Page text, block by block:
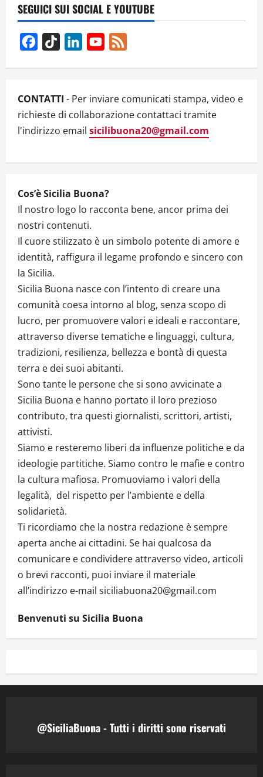
v
i
g
a
t
i
o
n
SEGUICI SUI SOCIAL E YOUTUBE
Facebook
TikTok LinkedInYouTube
CONTATTI - Per inviare comunicati stampa, video e
richieste di collaborazione contattaci tramite
l'indirizzo email sicilibuona20@gmail.com
Cos’è Sicilia Buona?
Il nostro logo lo racconta bene, ancor prima dei
nostri contenuti.
Il cuore stilizzato è un simbolo potente di amore e
identità, raffigura il legame profondo e sincero con
la Sicilia.
Sicilia Buona nasce con l’intento di creare una
comunità coesa intorno al blog, senza scopo di
lucro, per promuovere valori e ideali e raccontare,
attraverso diverse tematiche e linguaggi, cultura,
tradizioni, resilienza, bellezza e bontà di questa
terra e dei suoi abitanti.
Sono tante le persone che si sono avvicinate a
Sicilia Buona e hanno portato il loro prezioso
contributo, tra questi giornalisti, scrittori, artisti,
attivisti.
Siamo e resteremo liberi da influenze politiche e da
ideologie partitiche. Siamo contro le mafie e contro
la cultura mafiosa. Promuoviamo i valori della
legalità, del rispetto per l’ambiente e della
solidarietà.
Ti ricordiamo che la nostra redazione è sempre
aperta anche ai cittadini. Se hai qualcosa da
comunicare e condividere attraverso video, articoli
o brevi racconti, puoi inviare il materiale
all’indirizzo e-mail siciliabuona20@gmail.com
Benvenuti su Sicilia Buona
@SiciliaBuona - Tutti i diritti sono riservati